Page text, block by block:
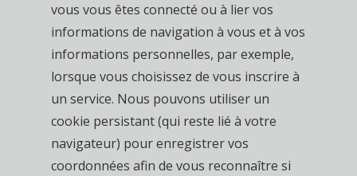
vous vous êtes connecté ou à lier vos
informations de navigation à vous et à vos
informations personnelles, par exemple,
lorsque vous choisissez de vous inscrire à
un service. Nous pouvons utiliser un
cookie persistant (qui reste lié à votre
navigateur) pour enregistrer vos
coordonnées afin de vous reconnaître si